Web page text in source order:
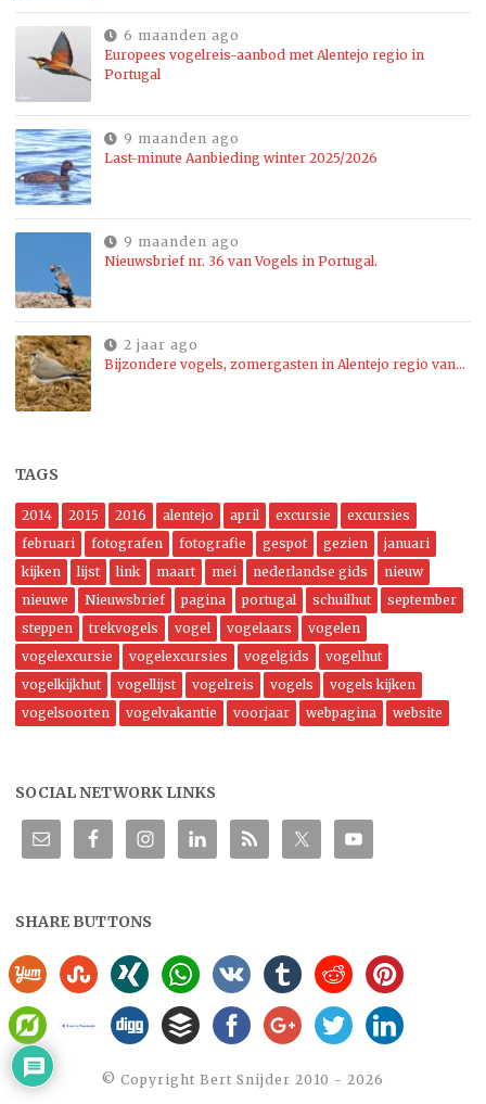
6 maanden ago
Europees vogelreis-aanbod met Alentejo regio in
Portugal
9 maanden ago
Last-minute Aanbieding winter 2025/2026
9 maanden ago
Nieuwsbrief nr. 36 van Vogels in Portugal.
2 jaar ago
Bijzondere vogels, zomergasten in Alentejo regio van…
TAGS
2014 2015 2016 alentejo april excursie
excursies
februari
fotografen fotografie gespot gezien
januari
kijken
lijst link maart mei nederlandse gids
nieuw
nieuwe
Nieuwsbrief pagina portugal schuilhut
september
steppen
trekvogels vogel vogelaars
vogelen
vogelexcursie
vogelexcursies vogelgids
vogelhut
vogelkijkhut
vogellijst vogelreis vogels
vogels kijken
vogelsoorten
vogelvakantie voorjaar webpagina website
SOCIAL NETWORK LINKS
SHARE BUTTONS
©️ Copyright Bert Snijder 2010 - 2026